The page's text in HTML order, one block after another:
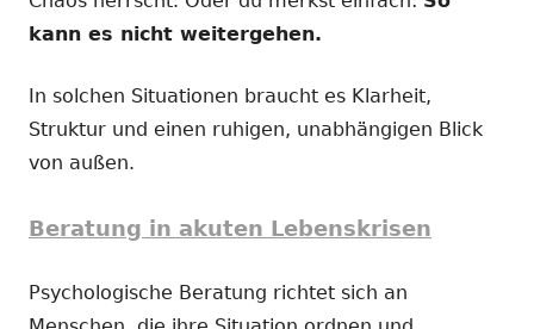
kann es nicht weitergehen.
In solchen Situationen braucht es Klarheit,
Struktur und einen ruhigen, unabhängigen Blick
von außen.
Beratung in akuten Lebenskrisen
Psychologische Beratung richtet sich an